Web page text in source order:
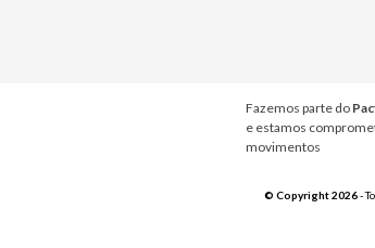
Fazemos parte do
e estamos
movimentos
© Copyright 2026-